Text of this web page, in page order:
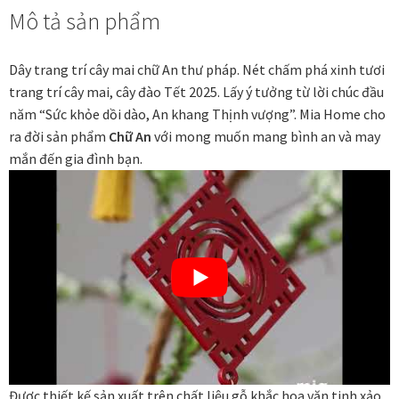
Các dòng giấy in Giclee
Catalogue
Catalogue Bộ Sưu Tập Mã Vương
Câu hỏi thường gặp khi mua tranh tại Mia Home
Dây treo Tết Bính Ngọ 2026
Đóng khung tranh theo yêu cầu
Đóng khung tranh thảm Dubai
dây
tết
-
ANV
số
lượng
Mô tả sản phẩm
Dây trang trí cây mai chữ An thư pháp. Nét chấm phá xinh tươi
trang trí cây mai, cây đào Tết 2025. Lấy ý tưởng từ lời chúc đầu
năm “Sức khỏe dồi dào, An khang Thịnh vượng”. Mia Home cho
ra đời sản phẩm Chữ An với mong muốn mang bình an và may
mắn đến gia đình bạn.
Đươc thiết kế sản xuất trên chất liệu gỗ khắc hoa văn tinh xảo,